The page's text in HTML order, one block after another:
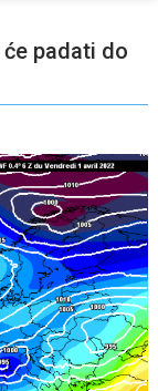
padati do